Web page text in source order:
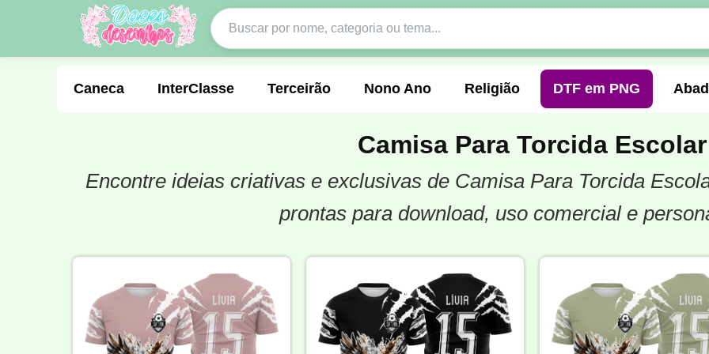
Caneca InterClasse Terceirão Nono Ano Religião DTF em PNG
Molde de Costura Professora Fonte Formandos Profissão Festa Junina
Natalina Agro Uniforme
Ciclismo Pedagogia
Língua Portuguesa
Camisa Para Torcida Escolar
Encontre ideias criativas e exclusivas de Camisa Para Torcida
prontas para download, uso comercial e